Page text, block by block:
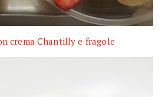
crema Chantilly e fragole